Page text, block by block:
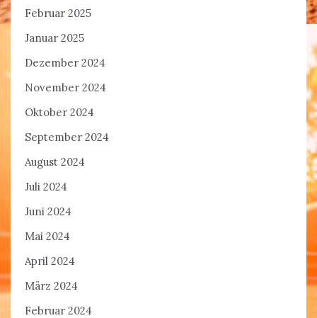
Februar 2025
Januar 2025
Dezember 2024
November 2024
Oktober 2024
September 2024
August 2024
Juli 2024
Juni 2024
Mai 2024
April 2024
März 2024
Februar 2024